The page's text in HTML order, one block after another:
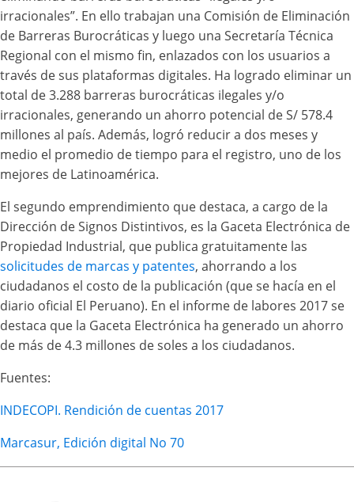
irracionales”. En ello trabajan una Comisión de Eliminación
de Barreras Burocráticas y luego una Secretaría Técnica
Regional con el mismo fin, enlazados con los usuarios a
través de sus plataformas digitales. Ha logrado eliminar un
total de 3.288 barreras burocráticas ilegales y/o
irracionales, generando un ahorro potencial de S/ 578.4
millones al país. Además, logró reducir a dos meses y
medio el promedio de tiempo para el registro, uno de los
mejores de Latinoamérica.
El segundo emprendimiento que destaca, a cargo de la
Dirección de Signos Distintivos, es la Gaceta Electrónica de
Propiedad Industrial, que publica gratuitamente las
solicitudes de marcas y patentes, ahorrando a los
ciudadanos el costo de la publicación (que se hacía en el
diario oficial El Peruano). En el informe de labores 2017 se
destaca que la Gaceta Electrónica ha generado un ahorro
de más de 4.3 millones de soles a los ciudadanos.
Fuentes:
INDECOPI. Rendición de cuentas 2017
Marcasur, Edición digital No 70